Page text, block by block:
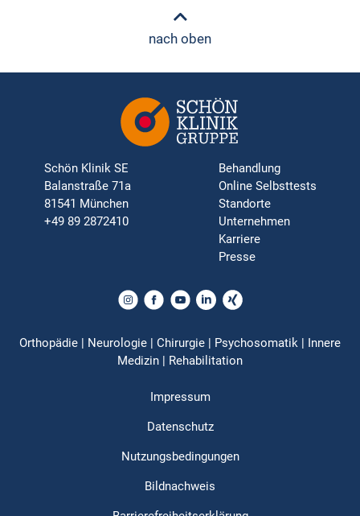
nach oben
Schön Klinik SE
Balanstraße 71a
81541 München
+49 89 2872410
Behandlung
Online Selbsttests
Standorte
Unternehmen
Karriere
Presse
Orthopädie | Neurologie | Chirurgie | Psychosomatik | Innere
Medizin | Rehabilitation
Impressum
Datenschutz
Nutzungsbedingungen
Bildnachweis